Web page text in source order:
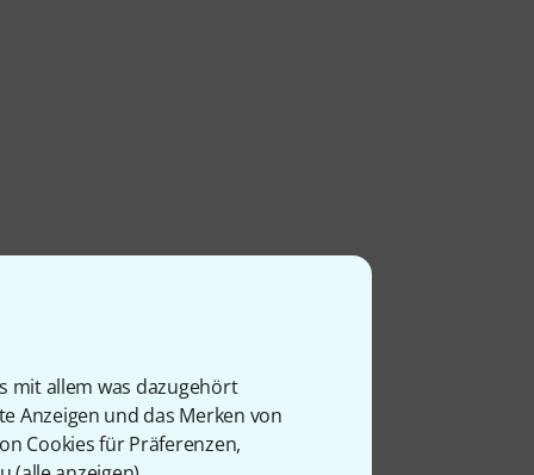
mit allem was dazugehört
Anzeigen und das Merken von
Cookies für Präferenzen,